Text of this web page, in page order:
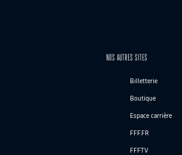
NOS AUTRES SITES
Billetterie
Boutique
Espace carrière
FFF.FR
FFFTV